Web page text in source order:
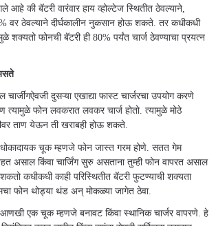
की बॅटरी वारंवार हाय व्होल्टेज स्थितीत ठेवल्याने,
वर ठेवल्याने दीर्घकालीन नुकसान होऊ शकते. तर कधीकधी
शक्यतो फोनची बॅटरी ही 80% पर्यंत चार्ज ठेवण्याचा प्रयत्न
दुसऱ्या एखाद्या फास्ट चार्जरचा उपयोग करणे
त्यामुळे फोन लवकरात लवकर चार्ज होतो. त्यामुळे मोठे
ताण येऊन ती खराबही होऊ शकते.
धोकादायक चूक म्हणजे फोन जास्त गरम होणे. सतत गेम
असाल किंवा चार्जिंग सुरु असताना तुम्ही फोन वापरत असाल
कधीकधी काही परिस्थितीत बॅटरी फुटण्याची शक्यता
फोन थोड्या थंड अन् मोकळ्या जागेत ठेवा.
एक चूक म्हणजे बनावट किंवा स्थानिक चार्जर वापरणे. हे